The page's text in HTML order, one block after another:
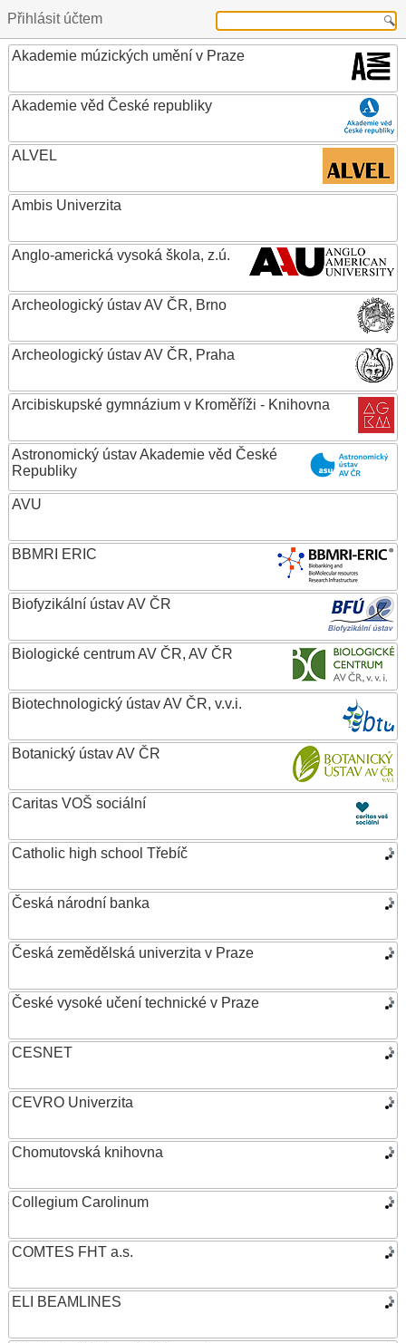
Přihlásit účtem
Akademie múzických umění v Praze
Akademie věd České republiky
ALVEL
Ambis Univerzita
Anglo-americká vysoká škola, z.ú.
Archeologický ústav AV ČR, Brno
Archeologický ústav AV ČR, Praha
Arcibiskupské gymnázium v Kroměříži - Knihovna
Astronomický ústav Akademie věd České
Republiky
AVU
BBMRI ERIC
Biofyzikální ústav AV ČR
Biologické centrum AV ČR, AV ČR
Biotechnologický ústav AV ČR, v.v.i.
Botanický ústav AV ČR
Caritas VOŠ sociální
Catholic high school Třebíč
Česká národní banka
Česká zemědělská univerzita v Praze
České vysoké učení technické v Praze
CESNET
CEVRO Univerzita
Chomutovská knihovna
Collegium Carolinum
COMTES FHT a.s.
ELI BEAMLINES